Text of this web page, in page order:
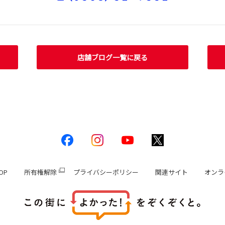
店舗ブログ一覧に戻る
所有権解除 プライバシーポリシー 関連サイト オン